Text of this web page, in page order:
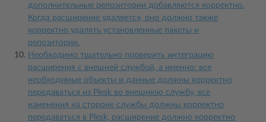
дополнительные репозитории добавляются корректно.
Когда расширение удаляется, оно должно также
корректно удалять установленные пакеты и
репозитории.
Необходимо тщательно проверить интеграцию
расширения с внешней службой, а именно: все
необходимые объекты и данные должны корректно
передаваться из Plesk во внешнюю службу, все
изменения на стороне службы должны корректно
передаваться в Plesk, расширение должно корректно